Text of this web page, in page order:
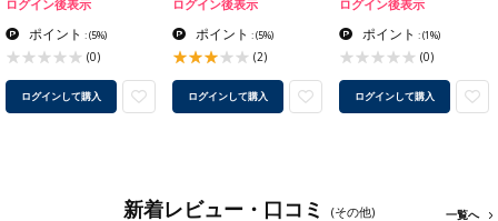
ログイン後表示
ポイント :(5%)
(0)
ログインして購入
ログイン後表示
ポイント :(5%)
(2)
ログインして購入
ログイン後表示
ポイント :(1%)
(0)
ログインして購入
新着レビュー・口コミ (その他) 一覧へ